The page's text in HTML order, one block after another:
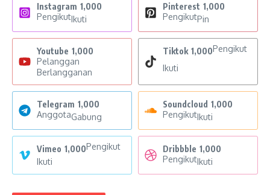
Instagram 1,000
PengikutIkuti
Pinterest 1,000
PengikutPin
Youtube 1,000
Pelanggan
Berlangganan
Tiktok 1,000Pengikut
Ikuti
Telegram 1,000
AnggotaGabung
Soundcloud 1,000
PengikutIkuti
Vimeo 1,000Pengikut
Ikuti
Dribbble 1,000
PengikutIkuti